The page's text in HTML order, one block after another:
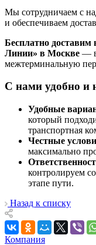
Мы сотрудничаем с
и обеспечиваем
Бесплатно
Линии» в Москве —
межтерминальную
С нами удобно и
Удобные
который
транспортная
Честные
максимально
контролируем
этапе пути.
Назад к списку
Компания